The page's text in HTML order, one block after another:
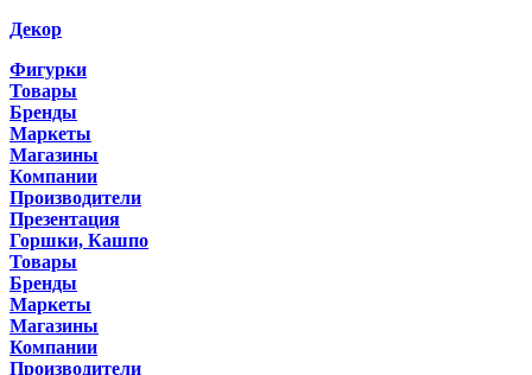
Декор
Фигурки
Товары
Бренды
Маркеты
Магазины
Компании
Производители
Презентация
Горшки, Кашпо
Товары
Бренды
Маркеты
Магазины
Компании
Производители